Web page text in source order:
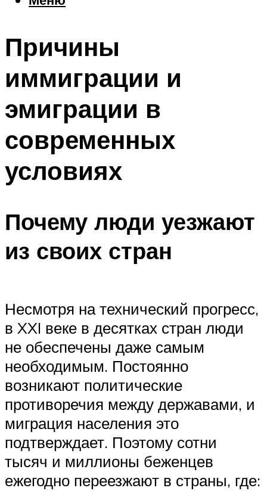
Шоппинг
Меню
Причины
иммиграции и
эмиграции в
современных
условиях
Почему люди уезжают
из своих стран
Несмотря на технический прогресс,
в XXI веке в десятках стран люди
не обеспечены даже самым
необходимым. Постоянно
возникают политические
противоречия между державами, и
миграция населения это
подтверждает. Поэтому сотни
тысяч и миллионы беженцев
ежегодно переезжают в страны, где: